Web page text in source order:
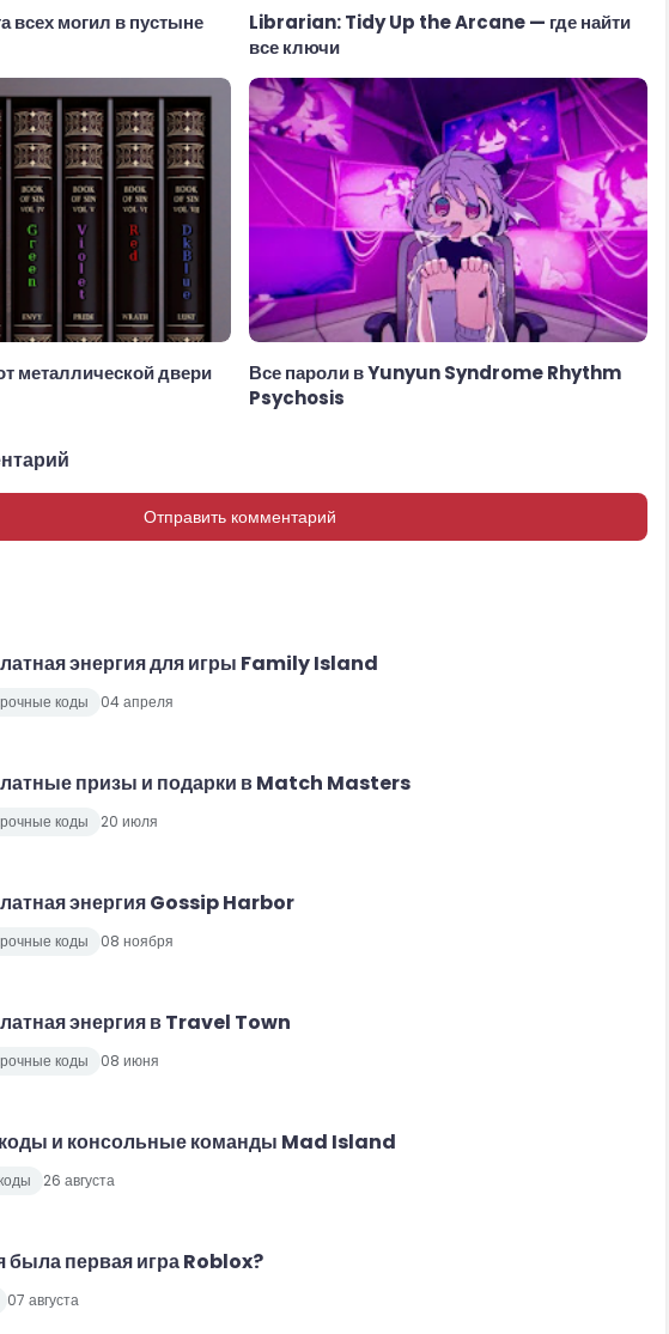
всех могил в пустыне
Librarian: Tidy Up the Arcane — где найти
все ключи
металлической двери
Все пароли в Yunyun Syndrome Rhythm
Psychosis
Отправить комментарий
энергия для игры Family Island
коды 04 апреля
призы и подарки в Match Masters
коды 20 июля
энергия Gossip Harbor
коды 08 ноября
энергия в Travel Town
коды 08 июня
и консольные команды Mad Island
26 августа
была первая игра Roblox?
07 августа